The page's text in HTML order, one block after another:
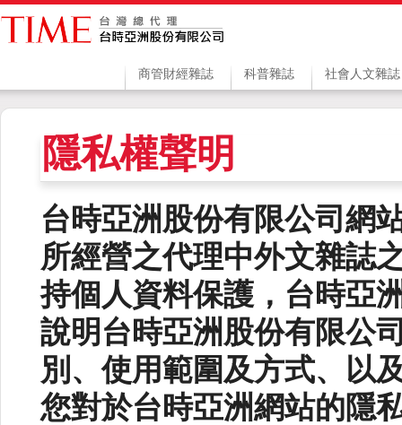
商管財經雜誌 科普雜誌 社會人文雜誌
隱私權聲明
台時亞洲股份有限公司網
所經營之代理中外文雜誌
持個人資料保護，台時亞
說明台時亞洲股份有限公
別、使用範圍及方式、以
您對於台時亞洲網站的隱